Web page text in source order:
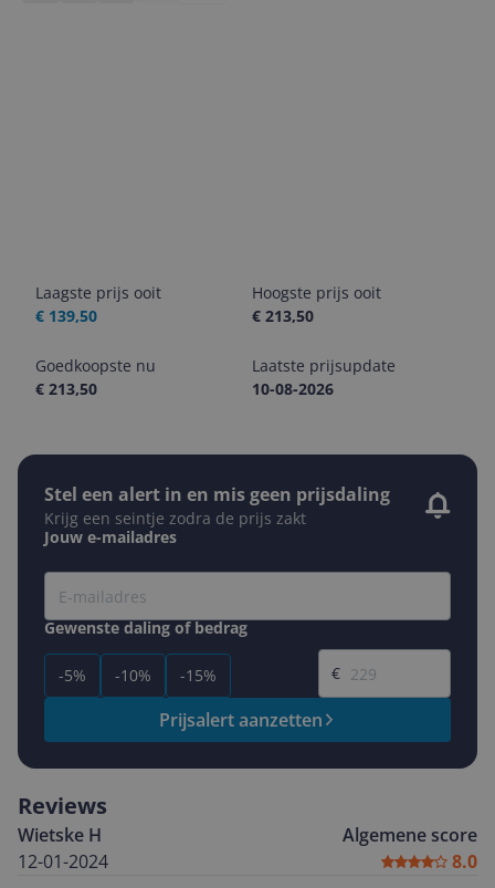
Laagste prijs ooit
€ 139,50
Hoogste prijs ooit
€ 213,50
Goedkoopste nu
€ 213,50
Laatste prijsupdate
10-08-2026
Stel een alert in en mis geen prijsdaling
Krijg een seintje zodra de prijs zakt
Jouw e-mailadres
Gewenste daling of bedrag
-5% -10% -15%
Gewenste prijs
€
Prijsalert aanzetten
Reviews
Wietske H
12-01-2024
Algemene score
8.0